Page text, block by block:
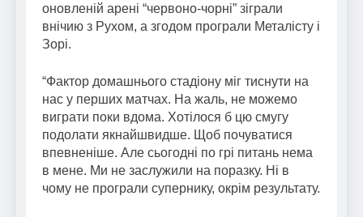
оновленій арені “червоно-чорні” зіграли
внічию з Рухом, а згодом програли Металісту і
Зорі.
“Фактор домашнього стадіону міг тиснути на
нас у перших матчах. На жаль, не можемо
виграти поки вдома. Хотілося б цю смугу
подолати якнайшвидше. Щоб почуватися
впевненіше. Але сьогодні по грі питань нема
в мене. Ми не заслужили на поразку. Ні в
чому не програли супернику, окрім результату.